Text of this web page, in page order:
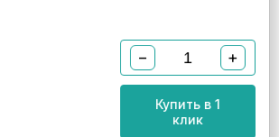
− +
Купить в 1
клик